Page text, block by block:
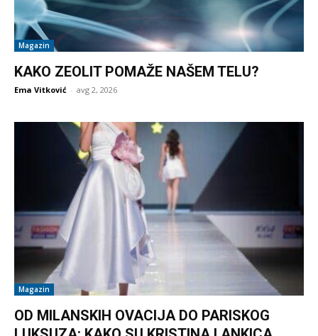
Magazin
KAKO ZEOLIT POMAŽE NAŠEM TELU?
Ema Vitković - avg 2, 2026
Magazin
OD MILANSKIH OVACIJA DO PARISKOG